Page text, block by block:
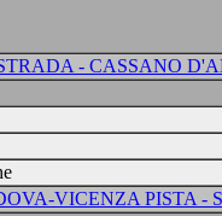
- CASSANO
VICENZA PISTA -